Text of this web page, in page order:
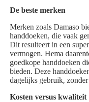
De beste merken
Merken zoals Damaso
handdoeken, die vaak
Dit resulteert in een
vermogen. Hema
goedkope handdoeken
bieden. Deze
dagelijks gebruik,
Kosten versus kwaliteit